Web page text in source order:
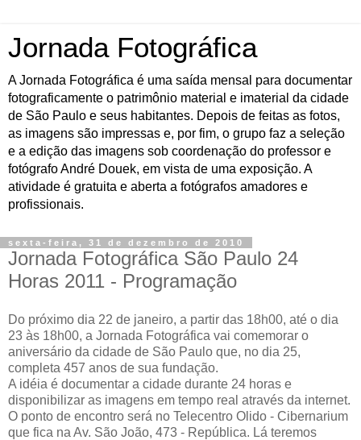
Jornada Fotográfica
A Jornada Fotográfica é uma saída mensal para documentar
fotograficamente o patrimônio material e imaterial da cidade
de São Paulo e seus habitantes. Depois de feitas as fotos,
as imagens são impressas e, por fim, o grupo faz a seleção
e a edição das imagens sob coordenação do professor e
fotógrafo André Douek, em vista de uma exposição. A
atividade é gratuita e aberta a fotógrafos amadores e
profissionais.
sexta-feira, 31 de dezembro de 2010
Jornada Fotográfica São Paulo 24
Horas 2011 - Programação
Do próximo dia 22 de janeiro, a partir das 18h00, até o dia
23 às 18h00, a Jornada Fotográfica vai comemorar o
aniversário da cidade de São Paulo que, no dia 25,
completa 457 anos de sua fundação.
A idéia é documentar a cidade durante 24 horas e
disponibilizar as imagens em tempo real através da internet.
O ponto de encontro será no Telecentro Olido - Cibernarium
que fica na Av. São João, 473 - República. Lá teremos